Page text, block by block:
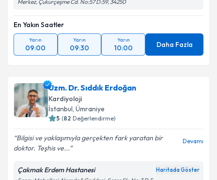
Takvim Talebini Gönder
Merkez, Çukurçeşme Cd. No:57 D:59, 34250
En Yakın Saatler
Yarın
09:00
Yarın
09:30
Yarın
10:00 Daha Fazla
Uzm. Dr. Sıddık Erdoğan
Kardiyoloji
İstanbul,Ümraniye
( Değerlendirme)
Bilgisi ve yaklaşımıyla gerçekten fark yaratan bir
doktor. Teşhis ve...
Çakmak Erdem Hastanesi